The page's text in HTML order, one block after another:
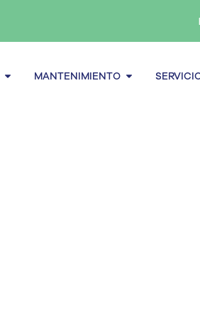
Abrir almacenamiento
MANTENIMIENTO Abrir